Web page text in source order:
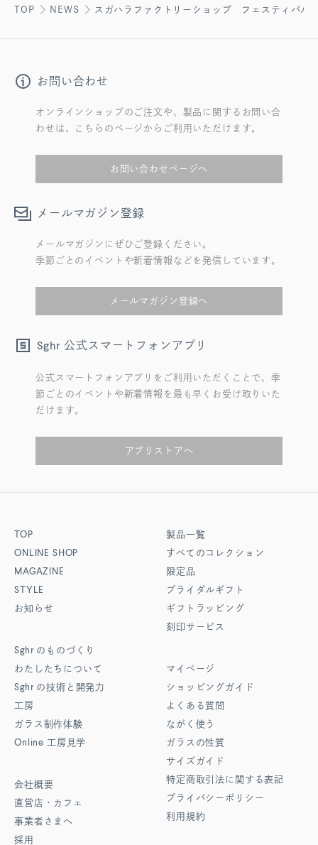
TOP NEWS スガハラファクトリーショップ フェスティバル
お問い合わせ
オンラインショップのご注文や、製品に関するお問い合
わせは、こちらのページからご利用いただけます。
お問い合わせページへ
メールマガジン登録
メールマガジンにぜひご登録ください。
季節ごとのイベントや新着情報などを発信しています。
メールマガジン登録へ
Sghr 公式スマートフォンアプリ
公式スマートフォンアプリをご利用いただくことで、季
節ごとのイベントや新着情報を最も早くお受け取りいた
だけます。
アプリストアへ
TOP
ONLINE SHOP
MAGAZINE
STYLE
お知らせ
Sghr のものづくり
わたしたちについて
Sghr の技術と開発力
工房
ガラス制作体験
Online 工房見学
会社概要
直営店・カフェ
事業者さまへ
採用
製品一覧
すべてのコレクション
限定品
ブライダルギフト
ギフトラッピング
刻印サービス
マイページ
ショッピングガイド
よくある質問
ながく使う
ガラスの性質
サイズガイド
特定商取引法に関する表記
プライバシーポリシー
利用規約